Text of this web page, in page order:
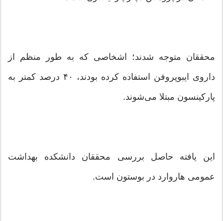
محققان متوجه شدند؛ اشخاصی كه به طور منظم از
داروی ایبوپروفن استفاده كرده بودند، ۴۰ درصد كمتر به
پاركینسون مبتلا می‌شوند.
این یافته حاصل بررسی محققان دانشكده بهداشت
عمومی هاروارد در بوستون است.